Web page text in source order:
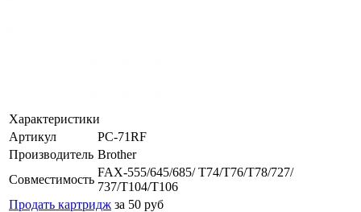
Характеристики
Артикул
PC-71RF
Производитель Brother
Совместимость
FAX-555/645/685/ T74/T76/T78/727/
737/T104/T106
Продать картридж за 50 руб